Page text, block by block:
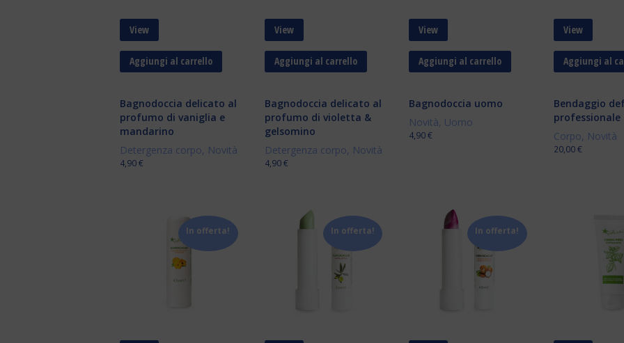
View
Aggiungi al carrello
Bagnodoccia delicato al
profumo di vaniglia e
mandarino
Detergenza corpo, Novità
4,90€
View
Aggiungi al carrello
Bagnodoccia delicato al
profumo di violetta &
gelsomino
Detergenza corpo, Novità
4,90€
View
Aggiungi al carrello
Bagnodoccia uomo
Novità, Uomo
4,90€
View
Aggiungi al
Bendaggio
professionale
Corpo, Novità
20,00€
In offerta! In offerta! In offerta!